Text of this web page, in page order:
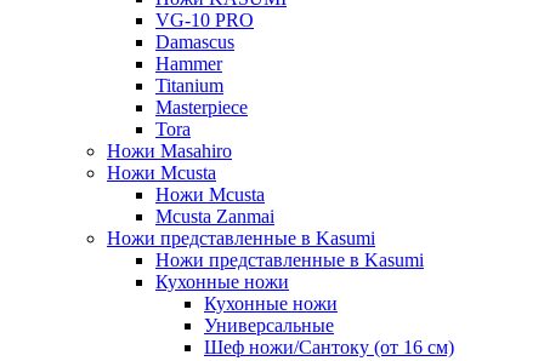
VG-10 PRO
Damascus
Hammer
Titanium
Masterpiece
Tora
Ножи Masahiro
Ножи Mcusta
Ножи Mcusta
Mcusta Zanmai
Ножи представленные в Kasumi
Ножи представленные в Kasumi
Кухонные ножи
Кухонные ножи
Универсальные
Шеф ножи/Сантоку (от 16 см)